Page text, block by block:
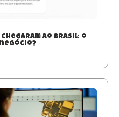
chegaram ao Brasil: o